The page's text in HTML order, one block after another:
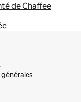
de Chaffee